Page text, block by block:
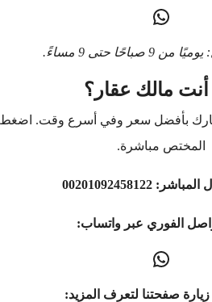
صباحًا حتى 9 مساءً.
مالك عقار؟
بأفضل سعر وفي أسرع وقت. اضغط
المختص مباشرة.
المباشر: 00201092458122
الفوري عبر واتساب:
زيارة صفحتنا لتعرف المزيد: